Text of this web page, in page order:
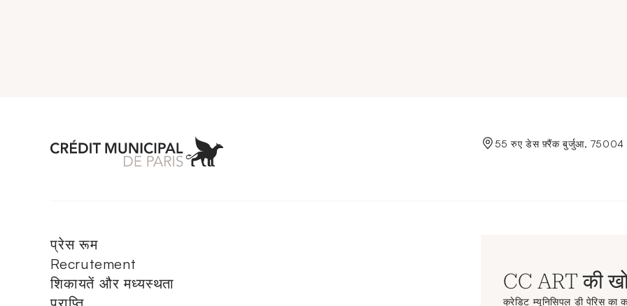
Aller à l'accueil de Crédit Municipal de Paris 55 रुए डेस फ़्रैंक बुर्जुआ, 75004
प्रेस रूम
Recrutement
शिकायतें और मध्यस्थता
CC ART की
क्रेडिट म्यूनिसिपल डी पेरिस का